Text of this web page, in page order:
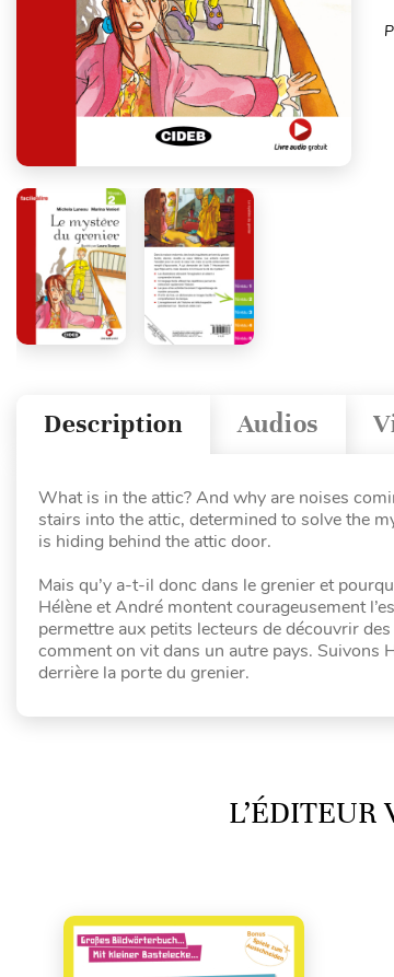
Audios
Description
What is in the attic? And why are noises
stairs into the attic, determined to solve the
is hiding behind the attic door.
Mais qu’y a-t-il donc dans le grenier et
Hélène et André montent courageusement
permettre aux petits lecteurs de découvrir
comment on vit dans un autre pays. Suivons
derrière la porte du grenier.